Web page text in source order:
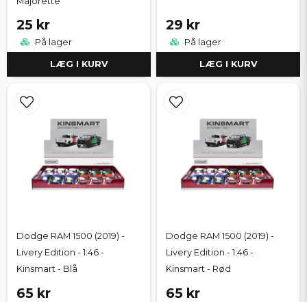
25 kr
På lager
LÆG I KURV
29 kr
På lager
LÆG I KURV
Dodge RAM 1500 (2019) -
Livery Edition - 1:46 -
Kinsmart - Blå
65 kr
Dodge RAM 1500 (2019) -
Livery Edition - 1:46 -
Kinsmart - Rød
65 kr